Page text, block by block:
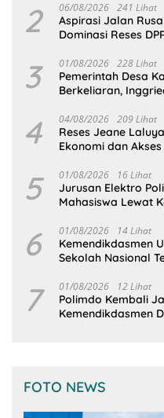
2 06/08/2026 241 Lihat
Aspirasi Jalan
Dominasi Reses
3 01/08/2026 228 Lihat
Pemerintah Desa
Berkeliaran,
4 04/08/2026 209 Lihat
Reses Jeane
Ekonomi dan
5 01/08/2026 16 Lihat
Jurusan Elektro
Mahasiswa Lewat
6 01/08/2026 14 Lihat
Kemendikdasmen
Sekolah Nasional
7 01/08/2026 12 Lihat
Polimdo Kembali
Kemendikdasmen
FOTO NEWS